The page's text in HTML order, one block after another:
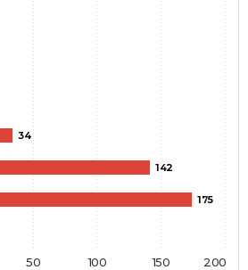
34
142
175
50 100 150 200